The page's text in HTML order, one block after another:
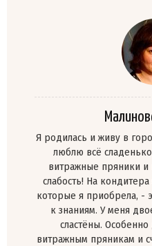
Я родилась и живу в
люблю всё
витражные пряники
слабость! На
которые я приобрела, -
к знаниям. У меня
сластёны.
витражным пряникам и